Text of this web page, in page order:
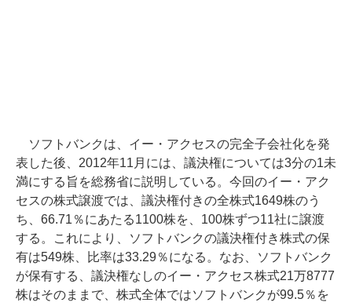
ソフトバンクは、イー・アクセスの完全子会社化を発
表した後、2012年11月には、議決権については3分の1未
満にする旨を総務省に説明している。今回のイー・アク
セスの株式譲渡では、議決権付きの全株式1649株のう
ち、66.71％にあたる1100株を、100株ずつ11社に譲渡
する。これにより、ソフトバンクの議決権付き株式の保
有は549株、比率は33.29％になる。なお、ソフトバンク
が保有する、議決権なしのイー・アクセス株式21万8777
株はそのままで、株式全体ではソフトバンクが99.5％を